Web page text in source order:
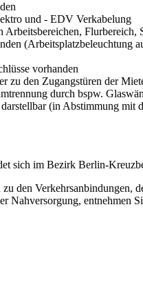
und - EDV Verkabelung
Arbeitsbereichen, Flurbereich,
(Arbeitsplatzbeleuchtung
vorhanden
zu den Zugangstüren der
durch bspw.
(in Abstimmung mit
sich im Bezirk Berlin-
den Verkehrsanbindungen,
Nahversorgung, entnehmen